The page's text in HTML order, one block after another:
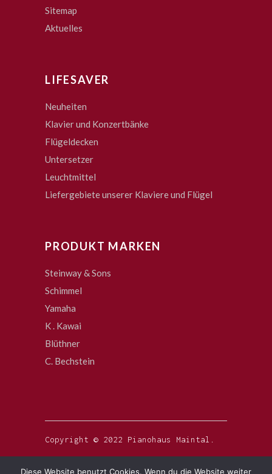
Sitemap
Aktuelles
LIFESAVER
Neuheiten
Klavier und Konzertbänke
Flügeldecken
Untersetzer
Leuchtmittel
Liefergebiete unserer Klaviere und Flügel
PRODUKT MARKEN
Steinway & Sons
Schimmel
Yamaha
K . Kawai
Blüthner
C. Bechstein
Copyright © 2022 Pianohaus Maintal.
Diese Website benutzt Cookies. Wenn du die Website weiter